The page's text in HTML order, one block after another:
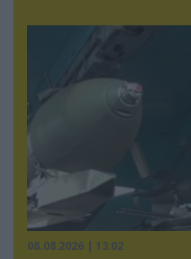
08.08.2026 | 13:02